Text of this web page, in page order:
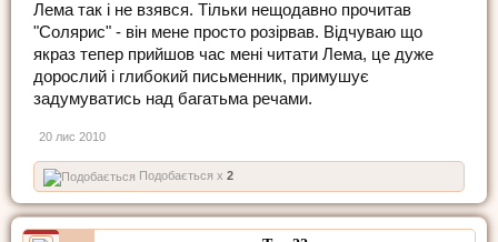
Лема так і не взявся. Тільки нещодавно прочитав
"Солярис" - він мене просто розірвав. Відчуваю що
якраз тепер прийшов час мені читати Лема, це дуже
дорослий і глибокий письменник, примушує
задумуватись над багатьма речами.
20 лис 2010
Подобається x 2